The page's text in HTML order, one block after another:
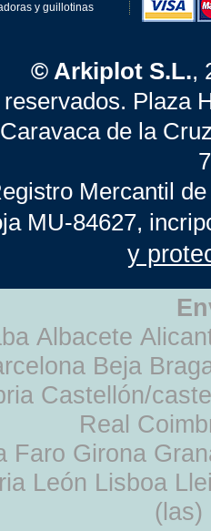
y guillotinas
© Arkiplot S.L.,
reservados. Plaza
Caravaca de la
Mercantil
MU-84627,
y
Albacete
Beja
Castellón/
Real
Faro Girona
León Lisboa